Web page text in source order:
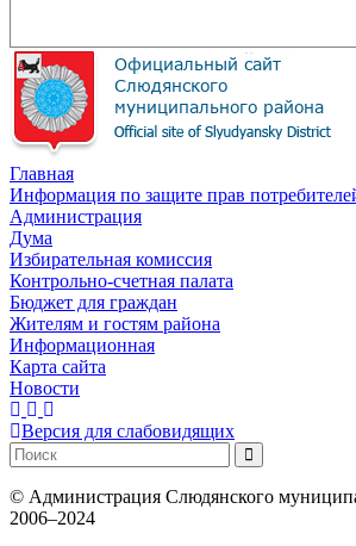
Главная
Информация по защите прав
Администрация
Дума
Избирательная комиссия
Контрольно-счетная палата
Бюджет для граждан
Жителям и гостям района
Информационная
Карта сайта
Новости
Версия для слабовидящих
© Администрация Слюдянского
2006–2024